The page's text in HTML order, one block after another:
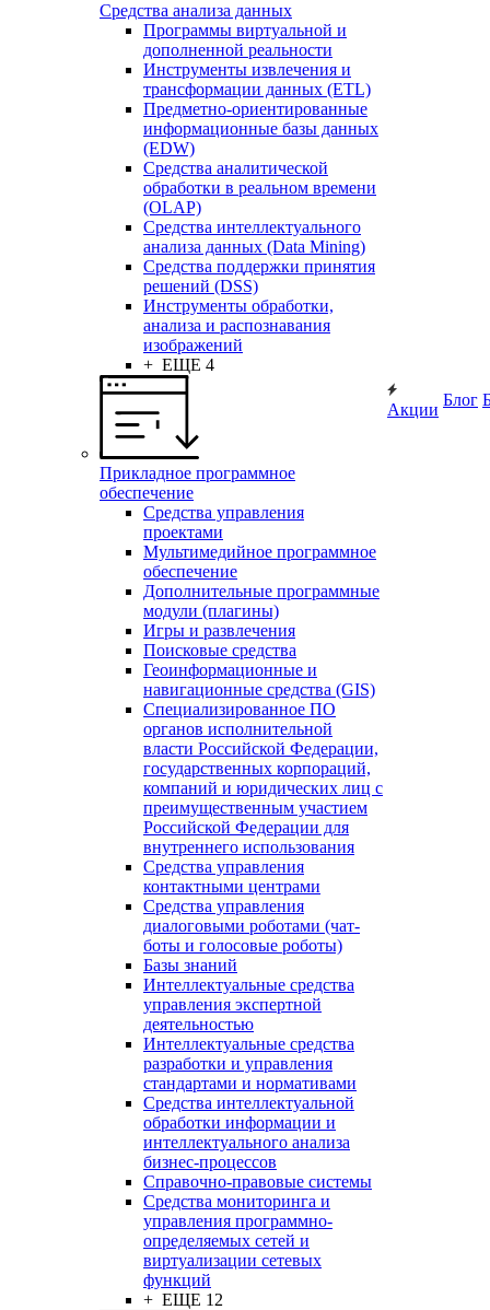
Средства анализа данных
Программы виртуальной и
дополненной реальности
Инструменты извлечения и
трансформации данных (ETL)
Предметно-ориентированные
информационные базы данных
(EDW)
Средства аналитической
обработки в реальном времени
(OLAP)
Средства интеллектуального
анализа данных (Data Mining)
Средства поддержки принятия
решений (DSS)
Инструменты обработки,
анализа и распознавания
изображений
+ ЕЩЕ 4
Прикладное программное
обеспечение
Средства управления
проектами
Мультимедийное программное
обеспечение
Дополнительные программные
модули (плагины)
Игры и развлечения
Поисковые средства
Геоинформационные и
навигационные средства (GIS)
Специализированное ПО
органов исполнительной
власти Российской Федерации,
государственных корпораций,
компаний и юридических лиц с
преимущественным участием
Российской Федерации для
внутреннего использования
Средства управления
контактными центрами
Средства управления
диалоговыми роботами (чат-
боты и голосовые роботы)
Базы знаний
Интеллектуальные средства
управления экспертной
деятельностью
Интеллектуальные средства
разработки и управления
стандартами и нормативами
Средства интеллектуальной
обработки информации и
интеллектуального анализа
бизнес-процессов
Справочно-правовые системы
Средства мониторинга и
управления программно-
определяемых сетей и
виртуализации сетевых
функций
+ ЕЩЕ 12
Акции
Блог